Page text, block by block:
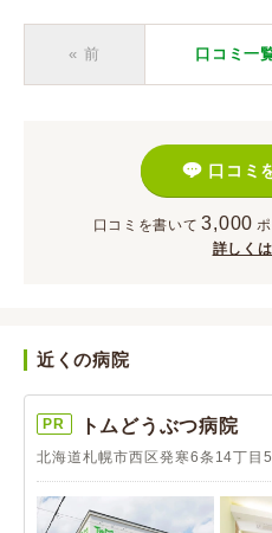
« 前 口コミ一
口コミ
口コミを書いて 3,000
詳しく
近くの病院
PR トムどうぶつ病院
北海道札幌市西区発寒6条14丁目